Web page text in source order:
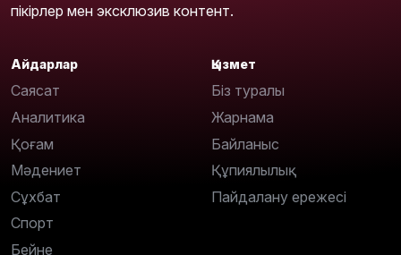
пікірлер мен эксклюзив контент.
Айдарлар
Саясат
Аналитика
Қоғам
Мәдениет
Сұхбат
Спорт
Бейне
Қызмет
Біз туралы
Жарнама
Байланыс
Құпиялылық
Пайдалану ережесі